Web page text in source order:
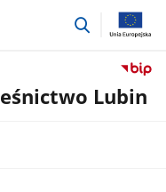
przejdź
Lubin